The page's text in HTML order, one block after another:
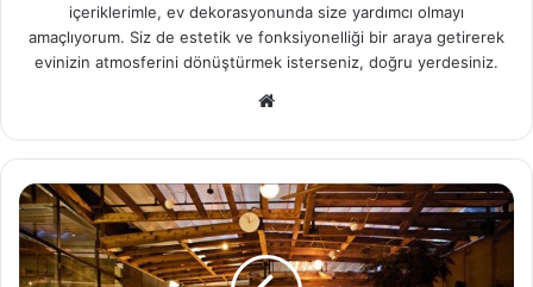
içeriklerimle, ev dekorasyonunda size yardımcı olmayı
amaçlıyorum. Siz de estetik ve fonksiyonelliği bir araya getirerek
evinizin atmosferini dönüştürmek isterseniz, doğru yerdesiniz.
sit
esi